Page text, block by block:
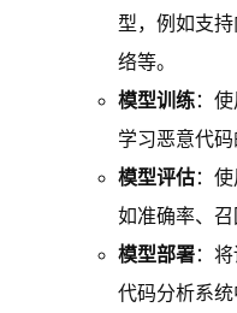
型，例如支
络等。
模型训练：
学习恶意代码
模型评估：使
如准确率、召
模型部署：将
代码分析系统